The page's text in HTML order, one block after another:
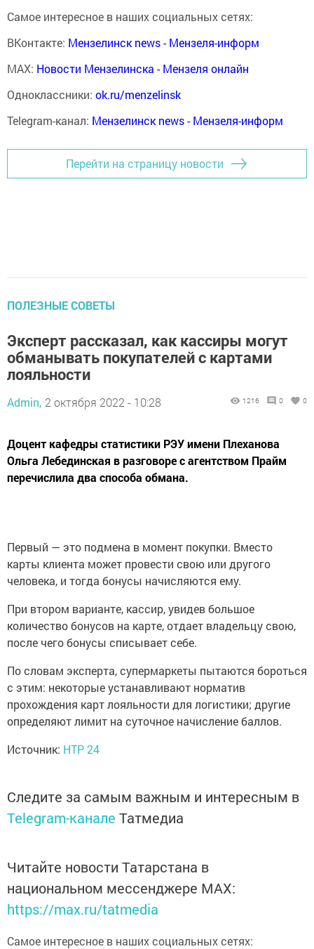
Самое интересное в наших социальных сетях:
ВКонтакте: Мензелинск news - Мензеля-информ
MAX: Новости Мензелинска - Мензеля онлайн
Одноклассники: ok.ru/menzelinsk
Telegram-канал: Мензелинск news - Мензеля-информ
Перейти на страницу новости
ПОЛЕЗНЫЕ СОВЕТЫ
Эксперт рассказал, как кассиры могут
обманывать покупателей с картами
лояльности
Admin, 2 октября 2022 - 10:28 1216 0 0
Доцент кафедры статистики РЭУ имени Плеханова
Ольга Лебединская в разговоре с агентством Прайм
перечислила два способа обмана.
Первый — это подмена в момент покупки. Вместо
карты клиента может провести свою или другого
человека, и тогда бонусы начисляются ему.
При втором варианте, кассир, увидев большое
количество бонусов на карте, отдает владельцу свою,
после чего бонусы списывает себе.
По словам эксперта, супермаркеты пытаются бороться
с этим: некоторые устанавливают норматив
прохождения карт лояльности для логистики; другие
определяют лимит на суточное начисление баллов.
Источник: НТР 24
Следите за самым важным и интересным в
Telegram-канале Татмедиа
Читайте новости Татарстана в
национальном мессенджере MАХ:
https://max.ru/tatmedia
Самое интересное в наших социальных сетях: